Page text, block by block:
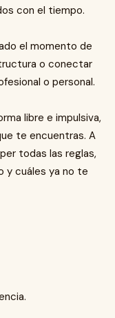
con el tiempo.
el momento de
o conectar
o personal.
libre e impulsiva,
te encuentras. A
todas las reglas,
y cuáles ya no te